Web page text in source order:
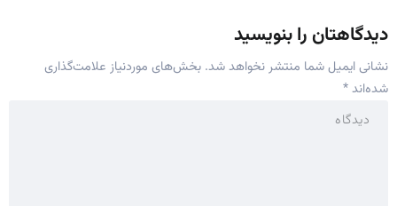
دیدگاهتان را بنویسید
نشانی ایمیل شما منتشر نخواهد شد. بخش‌های موردنیاز علامت‌گذاری
شده‌اند*